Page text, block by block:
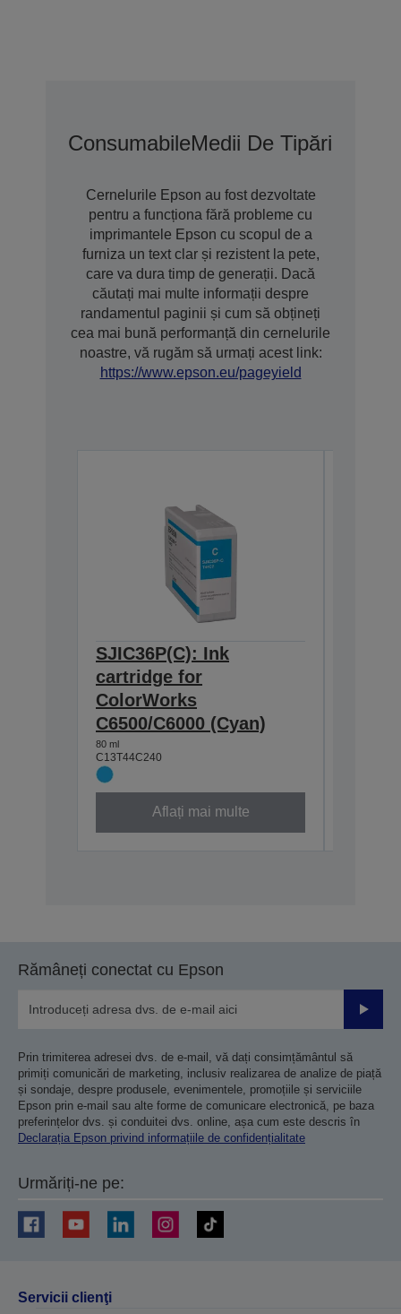
ConsumabileMedii De Tipărire
Cernelurile Epson au fost dezvoltate
pentru a funcționa fără probleme cu
imprimantele Epson cu scopul de a
furniza un text clar și rezistent la pete,
care va dura timp de generații. Dacă
căutați mai multe informații despre
randamentul paginii și cum să obțineți
cea mai bună performanță din cernelurile
noastre, vă rugăm să urmați acest link:
https://www.epson.eu/pageyield
SJIC36P(C): Ink
cartridge for
ColorWorks
C6500/C6000 (Cyan)
80 ml
C13T44C240
Aflați mai multe
Rămâneți conectat cu Epson
Prin trimiterea adresei dvs. de e-mail, vă dați consimțământul să
primiți comunicări de marketing, inclusiv realizarea de analize de piață
și sondaje, despre produsele, evenimentele, promoțiile și serviciile
Epson prin e-mail sau alte forme de comunicare electronică, pe baza
preferințelor dvs. și conduitei dvs. online, așa cum este descris în
Declarația Epson privind informațiile de confidențialitate
Urmăriți-ne pe:
Servicii clienţi